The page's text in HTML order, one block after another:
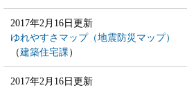
2017年2月16日更新
ゆれやすさマップ（地震防災マップ）
建築住宅課
2017年2月16日更新